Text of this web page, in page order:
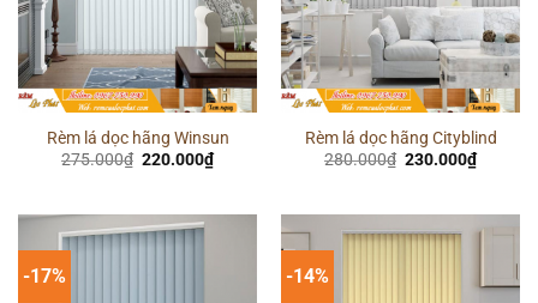
Rèm lá dọc hãng Winsun
275.000₫ Giá
220.000₫Giá
hiện
220.000₫.
Rèm lá dọc hãng Cityblind
280.000₫ Giá
230.000₫Giá
hiện
-17% -14%